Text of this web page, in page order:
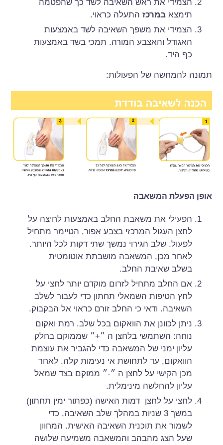
הצמידי את ראש השאיבה לשד כך שהפטמה
תימצאבמרכז התעלה כראוי.
הצמידי את משפך השאיבה לשד באמצעות
האגודל והאצבע המורה. תמכי בשד באמצעות
כף היד.
תמונה להמחשה של הפעולות:
אופן הפעלת המשאבה
הפעילי את משאבת החלב באמצעות לחיצה על
לחצן העגול המרכזי בצבע אפור, הטיימר מתחיל
לפעול. שלב הגירוי נמשך שתי דקות לכל היותר.
לאחר מכן, המשאבה מושבתת אוטומטית
בשלב שאיבת החלב.
אם החלב מתחיל לזרום מוקדם יותר לחצי על
לחץ הטיפות השמאלי תחתון כדי לעבור לשלב
השאיבה. ודאי כי החלב זורם כראוי אל הבקבוק.
ניתן לכוונן את הוואקום בכל שלב. רמת ואקום
נוחה: השתמשי בלחצן ה ״+״ שממוקם בחלק
עליון ימני של המשאבה כדי להגביר את עוצמת
הוואקום, עד לתחושת אי נעימות קלה. לאחר
מכן הקישי על לחצן ה ״-״ ממוקם בצד שמאל
עליון להחלשה מינימלית.
לחצי על לחצן דמות האישה (כפתור ימין תחתון)
במשך 3 שניות במהלך שלב השאיבה, כדי
לשמור את תוכנית השאיבה האישית. המחוון
שעל הצג מהבהב והמשאבה משמיעה שלושה